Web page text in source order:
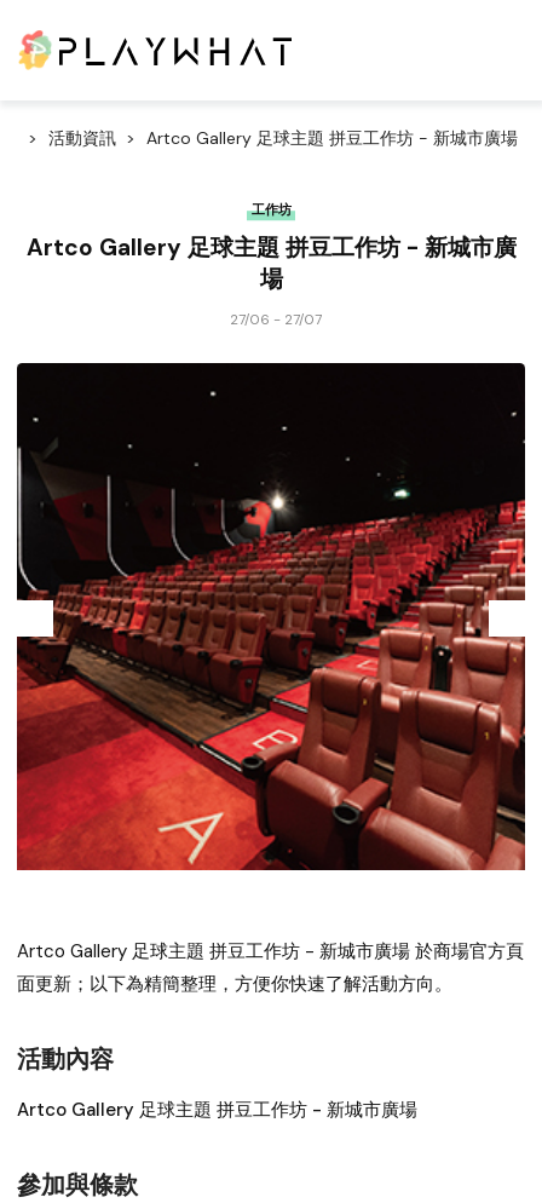
活動資訊 Artco Gallery 足球主題 拼豆工作坊 - 新城市廣場
工作坊
Artco Gallery 足球主題 拼豆工作坊 - 新城市廣
場
27/06 - 27/07
Artco Gallery 足球主題 拼豆工作坊 - 新城市廣場 於商場官方頁
面更新；以下為精簡整理，方便你快速了解活動方向。
活動內容
Artco Gallery 足球主題 拼豆工作坊 - 新城市廣場
參加與條款